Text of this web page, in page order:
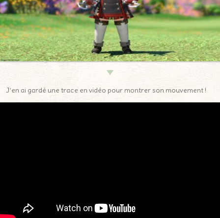
▼
J’en ai gardé une trace en vidéo pour montrer son mouvement !